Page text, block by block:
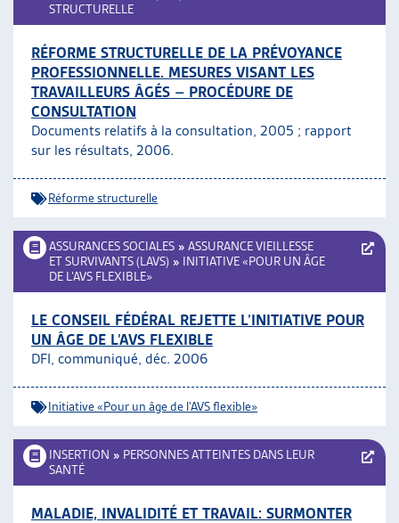
STRUCTURELLE
RÉFORME STRUCTURELLE DE LA PRÉVOYANCE
PROFESSIONNELLE. MESURES VISANT LES
TRAVAILLEURS ÂGÉS – PROCÉDURE DE
CONSULTATION
Documents relatifs à la consultation, 2005 ; rapport
sur les résultats, 2006.
Réforme structurelle
ASSURANCES SOCIALES » ASSURANCE VIEILLESSE
ET SURVIVANTS (LAVS) » INITIATIVE «POUR UN ÂGE
DE L’AVS FLEXIBLE»
LE CONSEIL FÉDÉRAL REJETTE L’INITIATIVE POUR
UN ÂGE DE L’AVS FLEXIBLE
DFI, communiqué, déc. 2006
Initiative «Pour un âge de l'AVS flexible»
INSERTION » PERSONNES ATTEINTES DANS LEUR
SANTÉ
MALADIE, INVALIDITÉ ET TRAVAIL: SURMONTER